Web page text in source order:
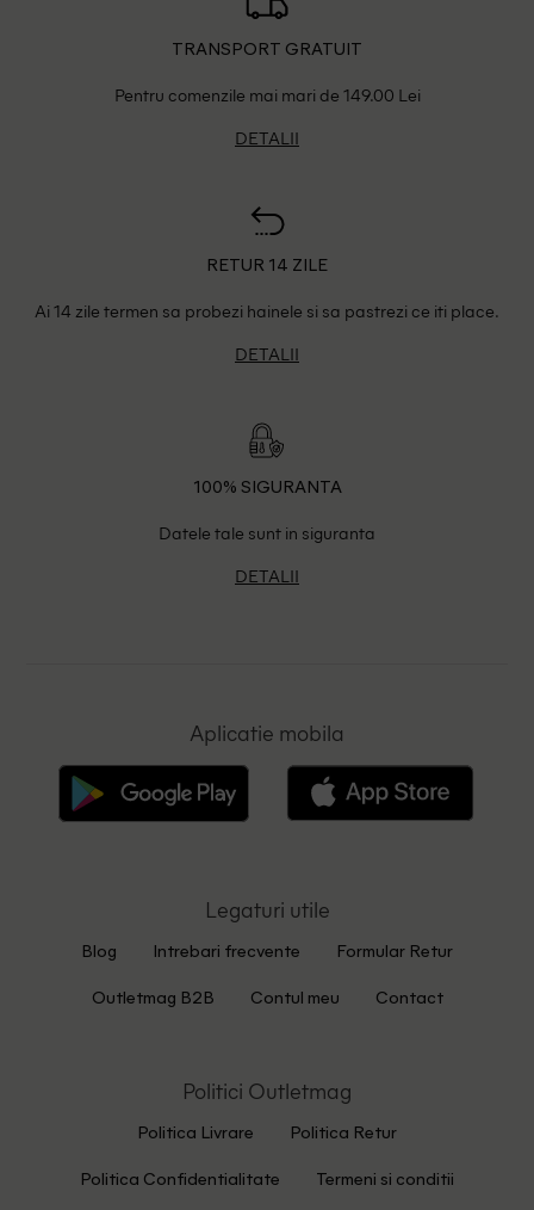
TRANSPORT GRATUIT
Pentru comenzile mai mari de 149.00 Lei
DETALII
RETUR 14 ZILE
Ai 14 zile termen sa probezi hainele si sa pastrezi ce iti place.
DETALII
100% SIGURANTA
Datele tale sunt in siguranta
DETALII
Aplicatie mobila
Legaturi utile
Blog Intrebari frecvente Formular Retur
Outletmag B2B Contul meu Contact
Politici Outletmag
Politica Livrare Politica Retur
Politica Confidentialitate Termeni si conditii